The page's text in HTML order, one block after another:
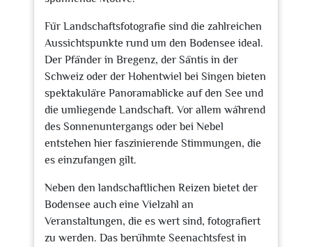
Für Landschaftsfotografie sind die zahlreichen
Aussichtspunkte rund um den Bodensee ideal.
Der Pfänder in Bregenz, der Säntis in der
Schweiz oder der Hohentwiel bei Singen bieten
spektakuläre Panoramablicke auf den See und
die umliegende Landschaft. Vor allem während
des Sonnenuntergangs oder bei Nebel
entstehen hier faszinierende Stimmungen, die
es einzufangen gilt.
Neben den landschaftlichen Reizen bietet der
Bodensee auch eine Vielzahl an
Veranstaltungen, die es wert sind, fotografiert
zu werden. Das berühmte Seenachtsfest in